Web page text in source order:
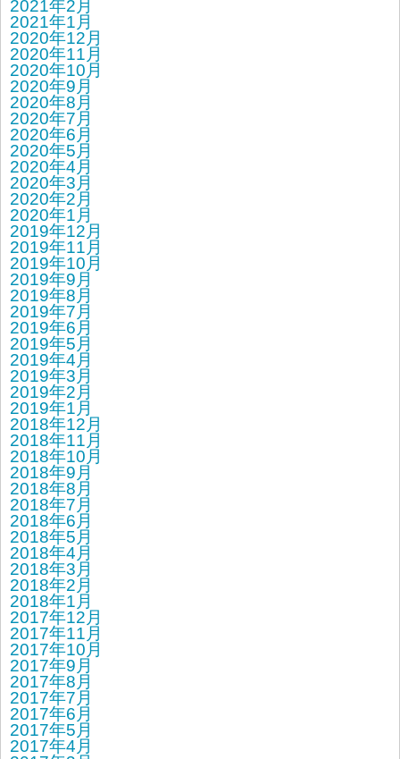
2021年2月
2021年1月
2020年12月
2020年11月
2020年10月
2020年9月
2020年8月
2020年7月
2020年6月
2020年5月
2020年4月
2020年3月
2020年2月
2020年1月
2019年12月
2019年11月
2019年10月
2019年9月
2019年8月
2019年7月
2019年6月
2019年5月
2019年4月
2019年3月
2019年2月
2019年1月
2018年12月
2018年11月
2018年10月
2018年9月
2018年8月
2018年7月
2018年6月
2018年5月
2018年4月
2018年3月
2018年2月
2018年1月
2017年12月
2017年11月
2017年10月
2017年9月
2017年8月
2017年7月
2017年6月
2017年5月
2017年4月